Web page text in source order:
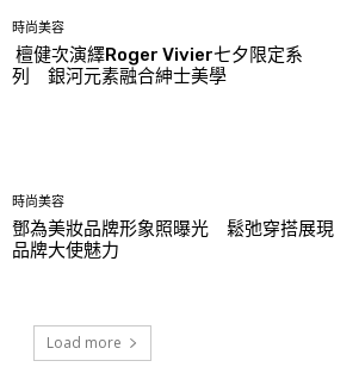
時尚美容
檀健次演繹Roger Vivier七夕限定系
列 銀河元素融合紳士美學
時尚美容
鄧為美妝品牌形象照曝光 鬆弛穿搭展現
品牌大使魅力
Load more